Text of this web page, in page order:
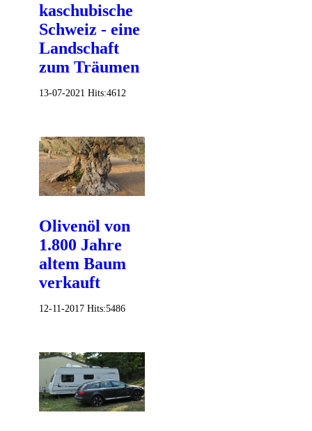
kaschubische
Schweiz - eine
Landschaft
zum Träumen
13-07-2021 Hits:4612
Olivenöl von
1.800 Jahre
altem Baum
verkauft
12-11-2017 Hits:5486